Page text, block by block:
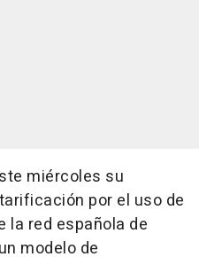
miércoles su
por el uso de
la red española de
modelo de